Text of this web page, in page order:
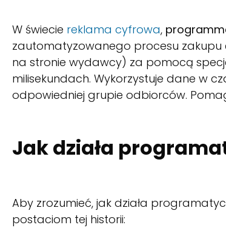
W świecie reklama cyfrowa,
zautomatyzowanego procesu zakupu
na stronie wydawcy) za pomocą
milisekundach. Wykorzystuje dane w
odpowiedniej grupie odbiorców.
Jak działa
Aby zrozumieć, jak działa
postaciom tej historii: